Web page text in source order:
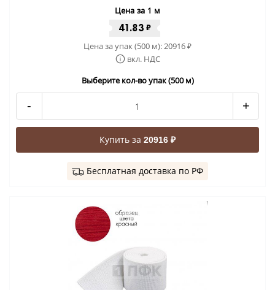
Цена за 1 м
41.83 ₽
Цена за упак (500 м):20916₽
вкл. НДС
Выберите кол-во упак (500 м)
- +
Купить за 20916 ₽
Бесплатная доставка по РФ